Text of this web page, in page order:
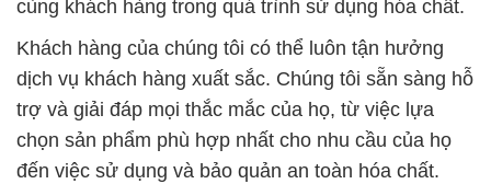
cùng khách hàng trong quá trình sử dụng hóa chất.
Khách hàng của chúng tôi có thể luôn tận hưởng
dịch vụ khách hàng xuất sắc. Chúng tôi sẵn sàng hỗ
trợ và giải đáp mọi thắc mắc của họ, từ việc lựa
chọn sản phẩm phù hợp nhất cho nhu cầu của họ
đến việc sử dụng và bảo quản an toàn hóa chất.